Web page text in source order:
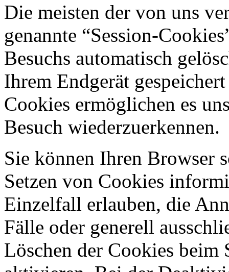
Die meisten der von uns
genannte “Session-
Besuchs automatisch
Ihrem Endgerät
Cookies ermöglichen es
Besuch wiederzuerkennen.
Sie können Ihren Browser
Setzen von Cookies
Einzelfall erlauben, die
Fälle oder generell
Löschen der Cookies beim